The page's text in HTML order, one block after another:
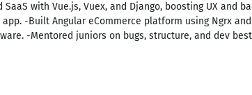
SaaS with Vue.js, Vuex, and Django, boosting UX and
-Built Angular eCommerce platform using Ngrx and
-Mentored juniors on bugs, structure, and dev